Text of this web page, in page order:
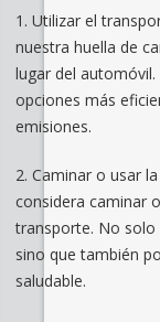
1. Utilizar el
nuestra huella de
lugar del
opciones más
emisiones.
2. Caminar o usar
considera caminar
transporte. No
sino que también
saludable.